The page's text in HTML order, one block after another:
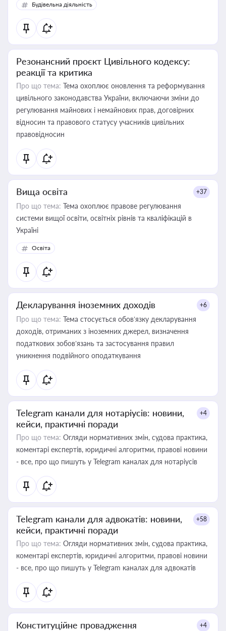
Будівельна діяльність
Резонансний проєкт Цивільного кодексу:
реакції та критика
Про що тема: Тема охоплює оновлення та реформування
цивільного законодавства України, включаючи зміни до
регулювання майнових і немайнових прав, договірних
відносин та правового статусу учасників цивільних
правовідносин
Вища освіта +37
Про що тема: Тема охоплює правове регулювання
системи вищої освіти, освітніх рівнів та кваліфікацій в
Україні
Освіта
Декларування іноземних доходів +6
Про що тема: Тема стосується обов’язку декларування
доходів, отриманих з іноземних джерел, визначення
податкових зобов’язань та застосування правил
уникнення подвійного оподаткування
Telegram канали для нотаріусів: новини,
кейси, практичні поради
+4
Про що тема: Огляди нормативних змін, судова практика,
коментарі експертів, юридичні алгоритми, правові новини
- все, про що пишуть у Telegram каналах для нотаріусів
Telegram канали для адвокатів: новини,
кейси, практичні поради
+58
Про що тема: Огляди нормативних змін, судова практика,
коментарі експертів, юридичні алгоритми, правові новини
- все, про що пишуть у Telegram каналах для адвокатів
Конституційне провадження +4